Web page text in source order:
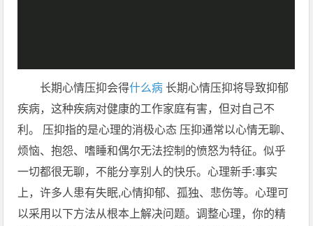
长期心情压抑会得什么病 长期心情压抑将导致抑郁
疾病，这种疾病对健康的工作家庭有害，但对自己不
利。 压抑指的是心理的消极心态 压抑通常以心情无聊、
烦恼、抱怨、嗜睡和偶尔无法控制的愤怒为特征。似乎
一切都很无聊，不能分享别人的快乐。心理新手:事实
上，许多人患有失眠,心情抑郁、孤独、悲伤等。心理可
以采用以下方法从根本上解决问题。调整心理，你的精